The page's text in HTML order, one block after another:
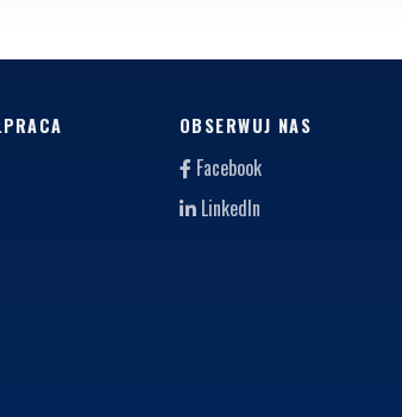
OBSERWUJ NAS
Facebook
LinkedIn